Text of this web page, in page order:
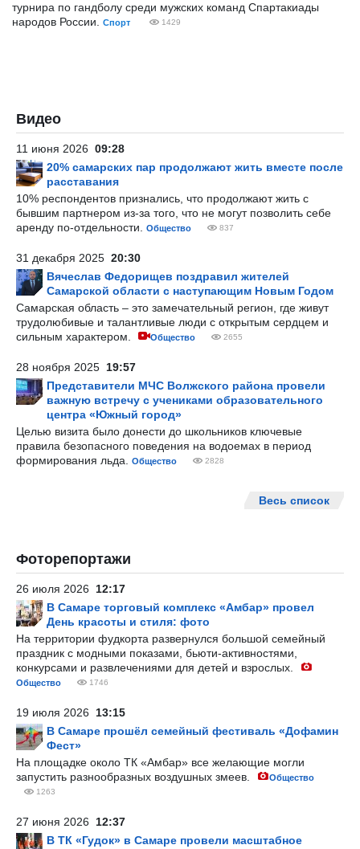
турнира по гандболу среди мужских команд Спартакиады
народов России.
Спорт 1429
Видео
11 июня 2026 09:28
20% самарских пар продолжают жить вместе после
расставания
10% респондентов признались, что продолжают жить с
бывшим партнером из-за того, что не могут позволить себе
аренду по-отдельности.
Общество 837
31 декабря 2025 20:30
Вячеслав Федорищев поздравил жителей
Самарской области с наступающим Новым Годом
Самарская область – это замечательный регион, где живут
трудолюбивые и талантливые люди с открытым сердцем и
сильным характером.
Общество 2655
28 ноября 2025 19:57
Представители МЧС Волжского района провели
важную встречу с учениками образовательного
центра «Южный город»
Целью визита было донести до школьников ключевые
правила безопасного поведения на водоемах в период
формирования льда.
Общество 2828
Весь список
Фоторепортажи
26 июля 2026 12:17
В Самаре торговый комплекс «Амбар» провел
День красоты и стиля: фото
На территории фудкорта развернулся большой семейный
праздник с модными показами, бьюти-активностями,
конкурсами и развлечениями для детей и взрослых.
Общество 1746
19 июля 2026 13:15
В Самаре прошёл семейный фестиваль «Дофамин
Фест»
На площадке около ТК «Амбар» все желающие могли
запустить разнообразных воздушных змеев.
Общество
1263
27 июня 2026 12:37
В ТК «Гудок» в Самаре провели масштабное